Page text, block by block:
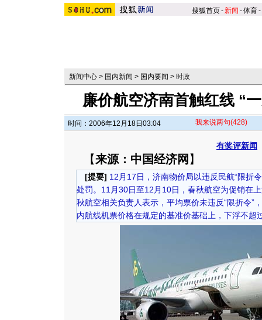
搜狐首页-新闻 -体育-
新闻中心 > 国内新闻 > 国内要闻 > 时政
廉价航空济南首触红线 “
时间：2006年12月18日03:04 我来说两句(428)
有奖评新闻
【来源：中国经济网 】
[提要] 12月17日，济南物价局以违反民航“限折
处罚。11月30日至12月10日，春秋航空为促销在
秋航空相关负责人表示，平均票价未违反“限折令”
内航线机票价格在规定的基准价基础上，下浮不超